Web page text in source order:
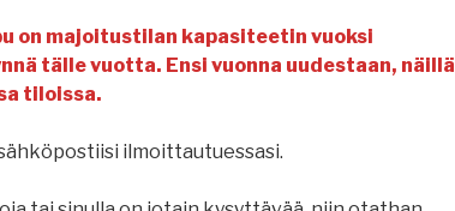
on majoitustilan kapasiteetin vuoksi
tälle vuotta. Ensi vuonna uudestaan, näillä
tiloissa.
ilmoittautuessasi.